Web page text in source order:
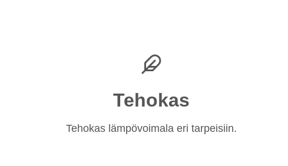
Tehokas
Tehokas lämpövoimala eri tarpeisiin.